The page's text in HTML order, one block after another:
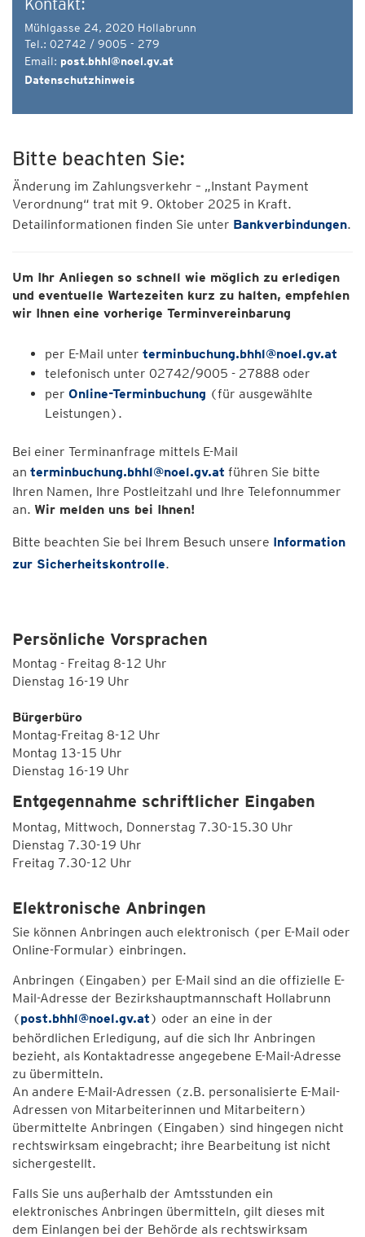
Mühlgasse 24, 2020 Hollabrunn
Tel.: 02742 / 9005 - 279
Email: post.bhhl@noel.gv.at
Datenschutzhinweis
Bitte beachten Sie:
Änderung im Zahlungsverkehr – „Instant Payment
Verordnung“ trat mit 9. Oktober 2025 in Kraft.
Detailinformationen finden Sie unter Bankverbindungen.
Um Ihr Anliegen so schnell wie möglich zu erledigen
und eventuelle Wartezeiten kurz zu halten, empfehlen
wir Ihnen eine vorherige Terminvereinbarung
per E-Mail unter terminbuchung.bhhl@noel.gv.at
telefonisch unter 02742/9005 - 27888 oder
per Online-Terminbuchung (für ausgewählte
Leistungen).
Bei einer Terminanfrage mittels E-Mail
an terminbuchung.bhhl@noel.gv.at führen Sie bitte
Ihren Namen, Ihre Postleitzahl und Ihre Telefonnummer
an. Wir melden uns bei Ihnen!
Bitte beachten Sie bei Ihrem Besuch unsere Information
zur Sicherheitskontrolle.
Persönliche Vorsprachen
Montag - Freitag 8-12 Uhr
Dienstag 16-19 Uhr
Bürgerbüro
Montag-Freitag 8-12 Uhr
Montag 13-15 Uhr
Dienstag 16-19 Uhr
Entgegennahme schriftlicher Eingaben
Montag, Mittwoch, Donnerstag 7.30-15.30 Uhr
Dienstag 7.30-19 Uhr
Freitag 7.30-12 Uhr
Elektronische Anbringen
Sie können Anbringen auch elektronisch (per E-Mail oder
Online-Formular) einbringen.
Anbringen (Eingaben) per E-Mail sind an die offizielle E-
Mail-Adresse der Bezirkshauptmannschaft Hollabrunn
(post.bhhl@noel.gv.at) oder an eine in der
behördlichen Erledigung, auf die sich Ihr Anbringen
bezieht, als Kontaktadresse angegebene E-Mail-Adresse
zu übermitteln.
An andere E-Mail-Adressen (z.B. personalisierte E-Mail-
Adressen von Mitarbeiterinnen und Mitarbeitern)
übermittelte Anbringen (Eingaben) sind hingegen nicht
rechtswirksam eingebracht; ihre Bearbeitung ist nicht
sichergestellt.
Falls Sie uns außerhalb der Amtsstunden ein
elektronisches Anbringen übermitteln, gilt dieses mit
dem Einlangen bei der Behörde als rechtswirksam